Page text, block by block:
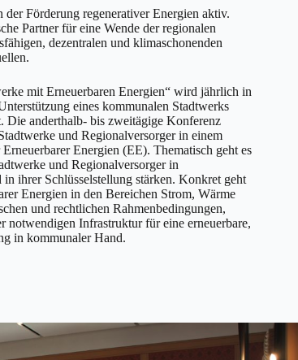
Förderung regenerativer Energien aktiv.
Partner für eine Wende der regionalen
dezentralen und klimaschonenden
mit Erneuerbaren Energien“ wird jährlich in
eines kommunalen Stadtwerks
Die anderthalb- bis zweitägige Konferenz
und Regionalversorger in einem
Energien (EE). Thematisch geht es
und Regionalversorger in
ihrer Schlüsselstellung stärken. Konkret geht
Energien in den Bereichen Strom, Wärme
und rechtlichen Rahmenbedingungen,
notwendigen Infrastruktur für eine erneuerbare,
in kommunaler Hand.